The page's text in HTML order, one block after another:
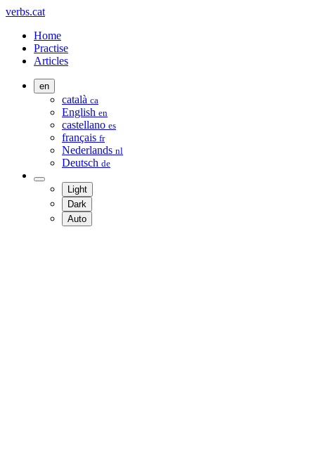
verbs.cat
Home
Practise
Articles
en
català ca
English en
castellano es
français fr
Nederlands nl
Deutsch de
Light
Dark
Auto